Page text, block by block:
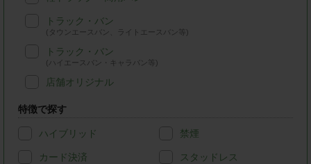
トラック・バン
(タウンエースバン、ライトエースバン等)
トラック・バン
(ハイエースバン・キャラバン等)
店舗オリジナル
特徴で探す
ハイブリッド 禁煙
カード決済 スタッドレス